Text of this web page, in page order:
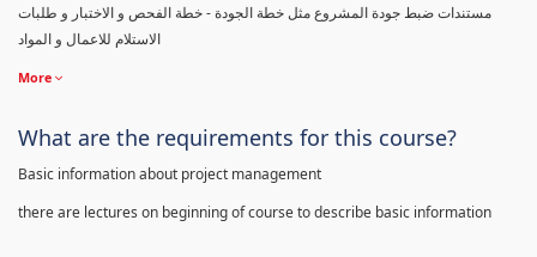
مستندات ضبط جودة المشروع مثل خطة الجودة - خطة الفحص و الاختبار و طلبات
الاستلام للاعمال و المواد
More
What are the requirements for this course?
Basic information about project management
there are lectures on beginning of course to describe basic information